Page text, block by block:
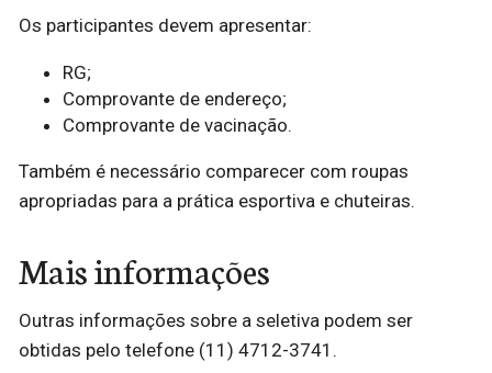
Os participantes devem apresentar:
RG;
Comprovante de endereço;
Comprovante de vacinação.
Também é necessário comparecer com roupas
apropriadas para a prática esportiva e chuteiras.
Mais informações
Outras informações sobre a seletiva podem ser
obtidas pelo telefone (11) 4712-3741.